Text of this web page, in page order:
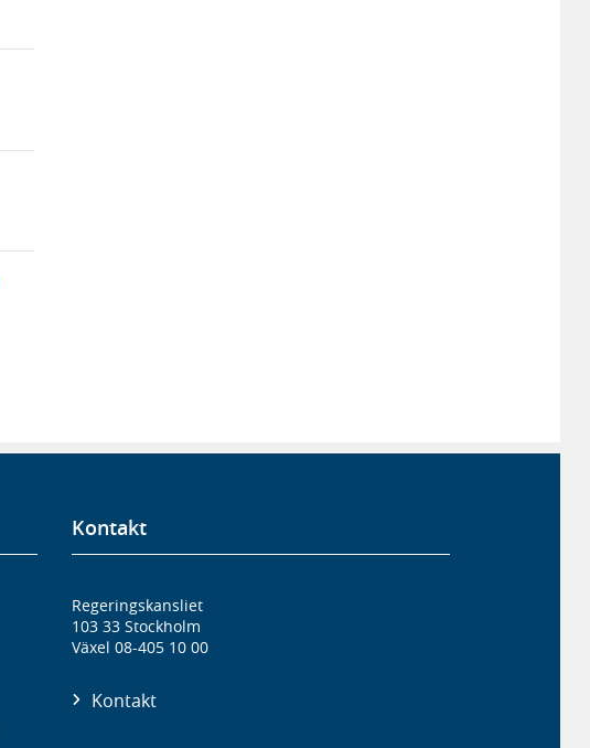
Kontakt
Regeringskansliet
103 33 Stockholm
Växel 08-405 10 00
Kontakt